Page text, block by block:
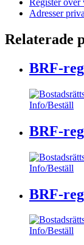
Register över
Adresser
Relaterade
BRF-
Info/Beställ
BRF-
Info/Beställ
BRF-
Info/Beställ